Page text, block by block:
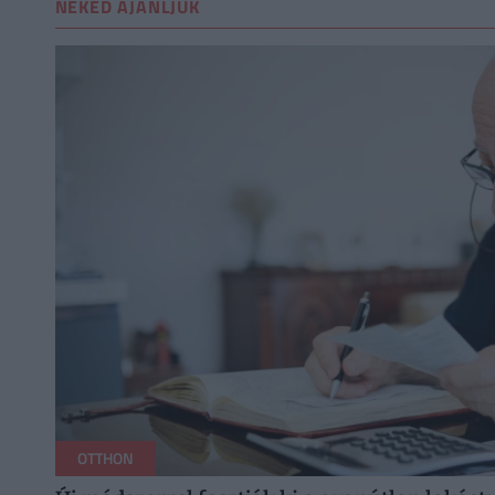
NEKED AJÁNLJUK
OTTHON